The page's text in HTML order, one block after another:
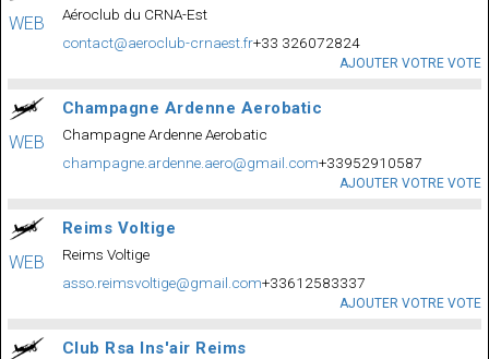
WEB
Aéroclub du CRNA-Est
contact@aeroclub-crnaest.fr+33 326072824
AJOUTER VOTRE VOTE
WEB
Champagne Ardenne Aerobatic
Champagne Ardenne Aerobatic
champagne.ardenne.aero@gmail.com+33952910587
AJOUTER VOTRE VOTE
WEB
Reims Voltige
Reims Voltige
asso.reimsvoltige@gmail.com+33612583337
AJOUTER VOTRE VOTE
Club Rsa Ins'air Reims